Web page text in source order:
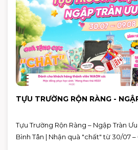
TỰU TRƯỜNG RỘN RÀNG -
Tựu Trường Rộn Ràng – Ngập Tràn
Bình Tân | Nhận quà "chất" từ 30/07